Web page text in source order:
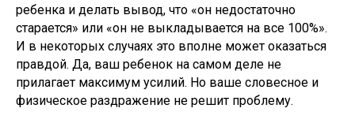
ребенка и делать вывод, что «он недостаточно
старается» или «он не выкладывается на все 100%».
И в некоторых случаях это вполне может оказаться
правдой. Да, ваш ребенок на самом деле не
прилагает максимум усилий. Но ваше словесное и
физическое раздражение не решит проблему.